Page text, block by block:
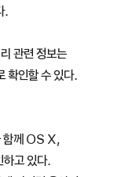
.
관련 정보는
확인할 수 있다.
함께 OS X,
고 있다.